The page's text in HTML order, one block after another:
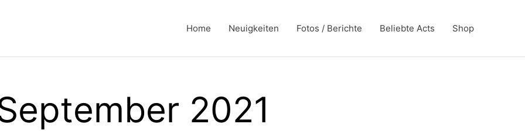
Home Neuigkeiten Fotos / Berichte Beliebte Acts Shop
2021